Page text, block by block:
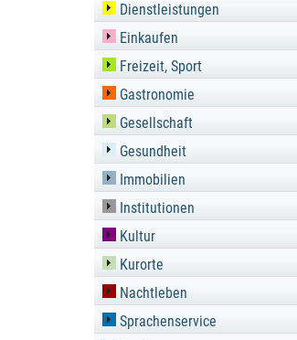
Dienstleistungen
Einkaufen
Freizeit, Sport
Gastronomie
Gesellschaft
Gesundheit
Immobilien
Institutionen
Kultur
Kurorte
Nachtleben
Sprachenservice